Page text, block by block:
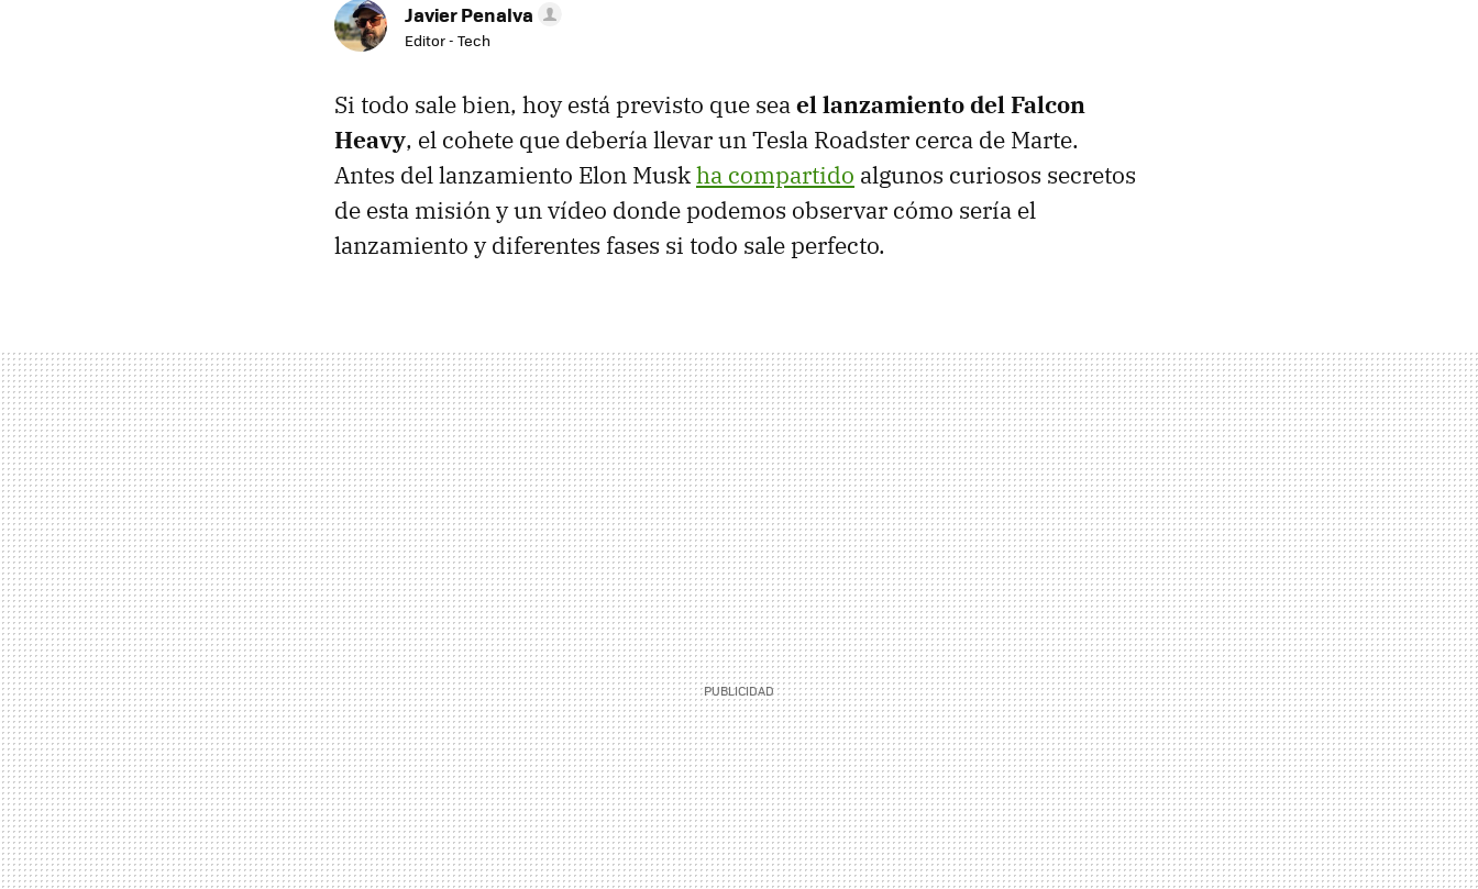
Javier Penalva
Editor - Tech
Si todo sale bien, hoy está previsto que seael lanzamiento del Falcon
Heavy, el cohete que debería llevar un Tesla Roadster cerca de Marte.
Antes del lanzamiento Elon Muskha compartido algunos curiosos secretos
de esta misión y un vídeo donde podemos observar cómo sería el
lanzamiento y diferentes fases si todo sale perfecto.